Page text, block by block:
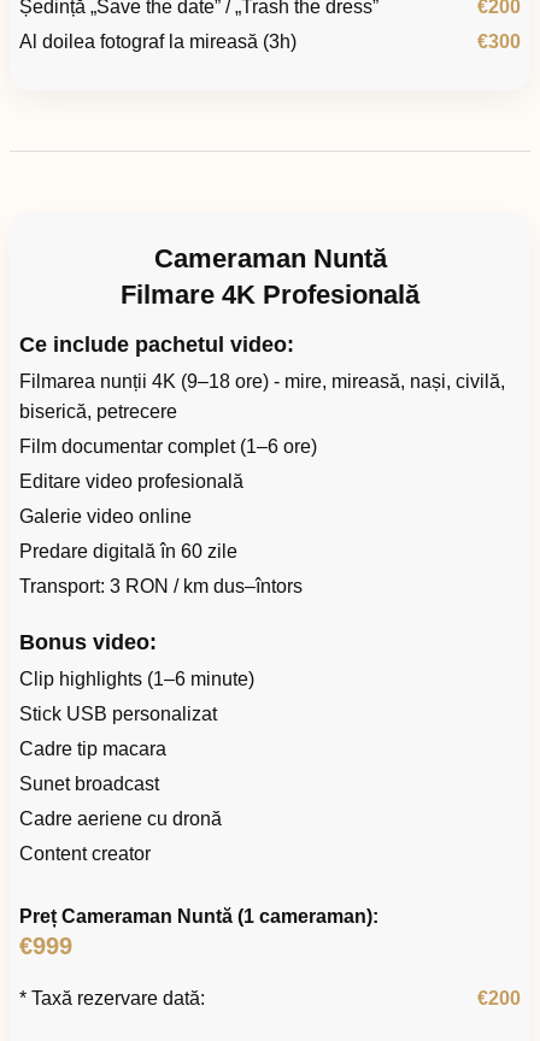
Ședință „Save the date” / „Trash the dress”
€200
Al doilea fotograf la mireasă (3h)
€300
Cameraman Nuntă
Filmare 4K Profesională
Ce include pachetul video:
Filmarea nunții 4K (9–18 ore) - mire, mireasă, nași, civilă,
biserică, petrecere
Film documentar complet (1–6 ore)
Editare video profesională
Galerie video online
Predare digitală în 60 zile
Transport: 3 RON / km dus–întors
Bonus video:
Clip highlights (1–6 minute)
Stick USB personalizat
Cadre tip macara
Sunet broadcast
Cadre aeriene cu dronă
Content creator
Preț Cameraman Nuntă (1 cameraman):
€999
* Taxă rezervare dată: €200